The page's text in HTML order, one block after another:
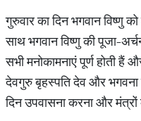
गुरुवार का दिन भगवान विष्णु
साथ भगवान विष्णु की पूजा-
सभी मनोकामनाएं पूर्ण होती हैं
देवगुरु बृहस्पति देव और भगवना
दिन उपवासना करना और